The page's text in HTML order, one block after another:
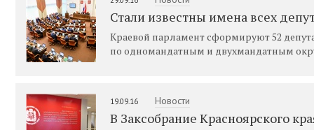
Стали известны имена всех
Краевой парламент сформируют 52
по одномандатным и двухмандатным
19.09.16 Новости
В Заксобрание Красноярского